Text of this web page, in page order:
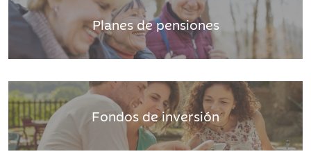
Planes de pensiones
Fondos de inversión